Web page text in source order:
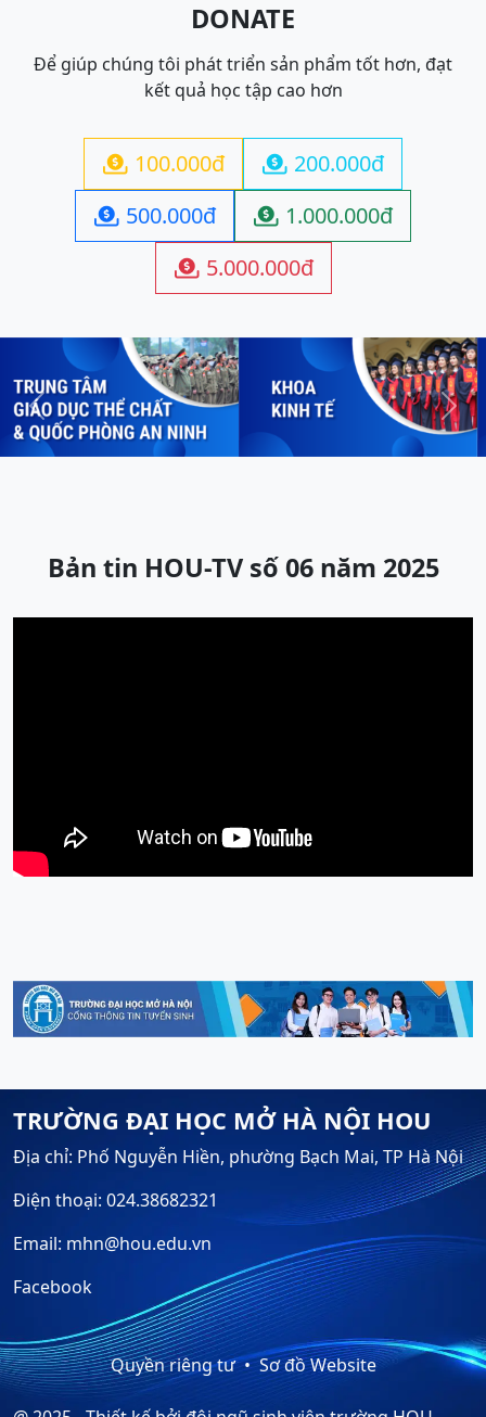
DONATE
Để giúp chúng tôi phát triển sản phẩm tốt hơn, đạt
kết quả học tập cao hơn
 100.000đ  200.000đ
 500.000đ  1.000.000đ
 5.000.000đ
Previous Next
Bản tin HOU-TV số 06 năm 2025
TRƯỜNG ĐẠI HỌC MỞ HÀ NỘI HOU
Địa chỉ: Phố Nguyễn Hiền, phường Bạch Mai, TP Hà Nội
Điện thoại: 024.38682321
Email: mhn@hou.edu.vn
Facebook
Quyền riêng tư Sơ đồ Website